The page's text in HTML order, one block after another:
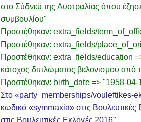
στο Σύδνεϋ της Αυστραλίας όπου
συμβουλίου"
Προστέθηκαν: extra_fields/
Προστέθηκαν: extra_fields/
Προστέθηκαν: extra_fields/education
κάτοχος διπλώματος βελονισμού
Προστέθηκαν: birth_date => "1958-04-
Στο «party_memberships/vouleftikes-
κωδικό «symmaxia» στις